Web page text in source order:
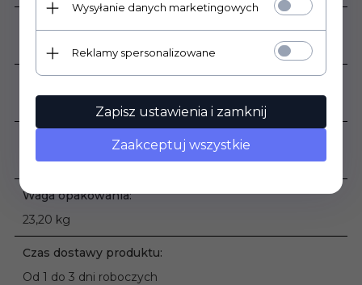
8 mm
Sprzedaż produktu:
Produkt sprzedawany na pełne opakowania
Podana cena dotyczy:
1 m2
Waga opakowania:
23,20 kg
Czas dostawy produktu:
Od 1 do 3 dni roboczych
Wysyłanie danych marketingowych
Reklamy spersonalizowane
Zapisz ustawienia i zamknij
Zaakceptuj wszystkie